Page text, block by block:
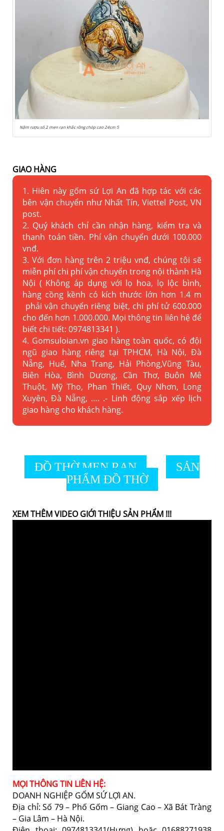
Nậm rượu số 2 men rạn khắc rồng chóp cao 24cm 5
GIAO HÀNG
1. Hiên này gốm sứ Lợi An đã hợp tác với các
bên vận chuyển như Nhất Tín, Viettel Post, VN
post.
2. Quý khách chỉ cần nhận hàng, kiểm tra và
thanh toán tiền. Phí vận chuyển dưới 100.000
vnđ.
3. Với đơn hàng trên 2 triệu vnđ, chúng tôi sẽ
miễn phí chi phí vận chuyển trong nội thành Hà
Nội ( Không áp dụng với lọ hoa, lọ lộc bình,
hàng cồng kềnh có kích thước lớn hơn 1.4 m
phải vận chuyển riêng biệt, chi phí tử 600.000
cho đến hơn 1.000.000. Mọi thông tin liên hệ để
biết chi tiết: 0974813341 ).
4. Gomsuloian.vn giao hàng toàn quốc, có đội
ngũ giao hàng riêng tại TPHCM, Hà Nội, Đà
Nẵng, Huế, Nha Trang, Hải Phòng,Vũng Tàu,
Biên Hòa, Bình Dương, Cần Thơ, Buôn Mê
Thuột, Mỹ Tho, Phan Thiết, Quy Nhơn, Long
Xuyên, Đà Nẵng, …. .- Linh động sắp xếp lịch
giao hàng cho khách hàng.
ĐỒ THỜ MEN RẠN
SẢN
PHẨM ĐỒ THỜ
XEM THÊM VIDEO GIỚI THIỆU SẢN PHẨM !!!
MỌI THÔNG TIN LIÊN HỆ:
DOANH NGHIỆP GỐM SỨ LỢI AN.
Địa chỉ: Số 79 – Phố Gốm – Giang Cao – Xã Bát Tràng
– Gia Lâm – Hà Nội.